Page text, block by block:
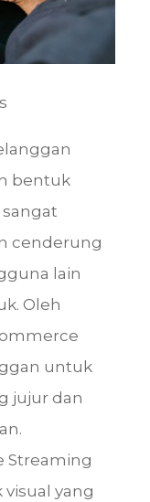
bentuk
cenderung
lain
Oleh
untuk
jujur dan
Streaming
yang